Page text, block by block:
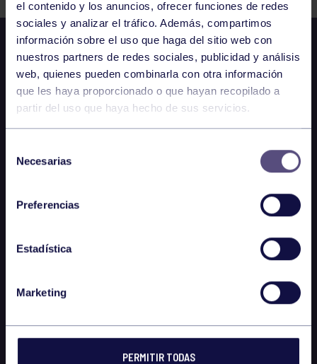
el contenido y los anuncios, ofrecer funciones de redes
sociales y analizar el tráfico. Además, compartimos
información sobre el uso que haga del sitio web con
nuestros partners de redes sociales, publicidad y análisis
web, quienes pueden combinarla con otra información
que les haya proporcionado o que hayan recopilado a
partir del uso que haya hecho de sus servicios.
Necesarias
Preferencias
Estadística
Marketing
PERMITIR TODAS